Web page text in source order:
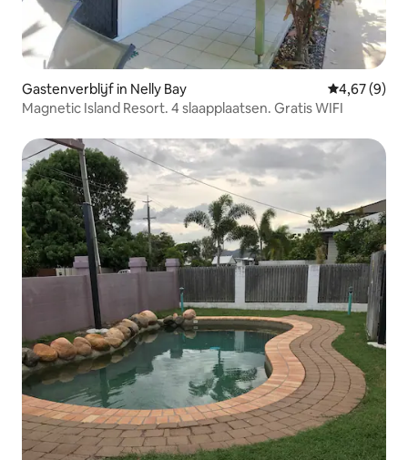
Gastenverblijf in Nelly Bay Gemiddelde
4,67 (9)
Magnetic Island Resort. 4 slaapplaatsen. Gratis WIFI